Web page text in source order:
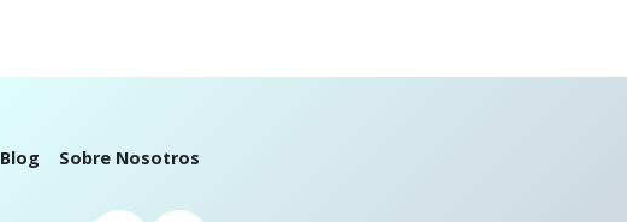
Blog Sobre Nosotros